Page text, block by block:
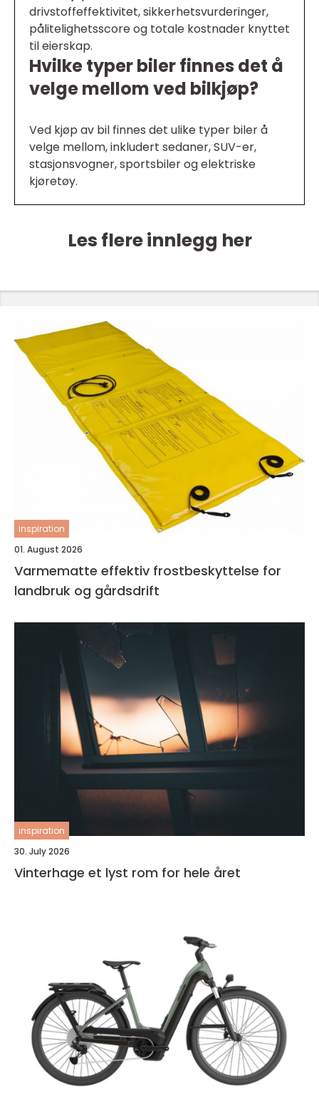
drivstoffeffektivitet, sikkerhetsvurderinger,
pålitelighetsscore og totale kostnader knyttet
til eierskap.
Hvilke typer biler finnes det å
velge mellom ved bilkjøp?
Ved kjøp av bil finnes det ulike typer biler å
velge mellom, inkludert sedaner, SUV-er,
stasjonsvogner, sportsbiler og elektriske
kjøretøy.
Les flere innlegg her
inspiration
01. August 2026
Varmematte effektiv frostbeskyttelse for
landbruk og gårdsdrift
inspiration
30. July 2026
Vinterhage et lyst rom for hele året